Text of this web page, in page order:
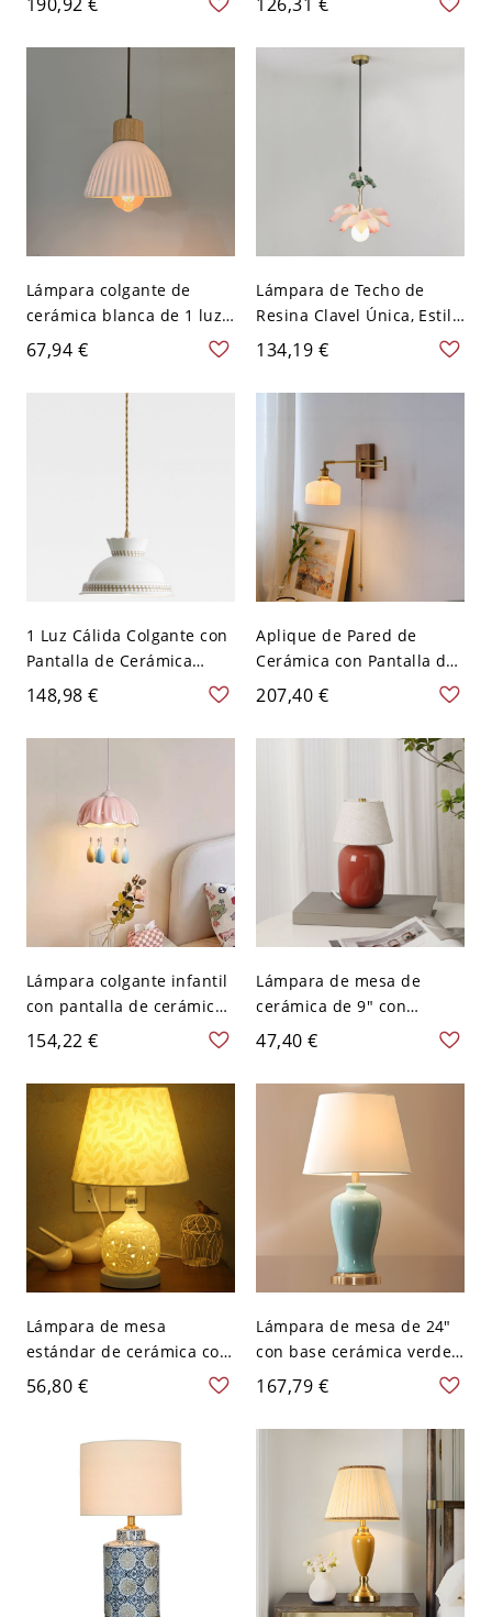
Pantalla de Tambor de
Tela Blanca - 110 A 120 V
residencial, longitud
ajustable - Transparente
110 A 120 V 11,43 cm
Lámpara colgante de
cerámica blanca de 1 luz
residencial, accesorio
dorado regular cableado,
110V-120V, 7.5"
67,94 €
Lámpara de Techo de
Resina Clavel Única, Estilo
Art Deco, Led e
Incandescente/Fluorescen
te, Montada en Cable,
134,19 €
1 Luz Cálida Colgante con
Pantalla de Cerámica
Blanca y Cuerda, 110V-
120V
148,98 €
Aplique de Pared de
Cerámica con Pantalla de
Cerámica, Barril, 110V-
120V
207,40 €
Lámpara colgante infantil
con pantalla de cerámica,
110V-120V
154,22 €
Lámpara de mesa de
cerámica de 9" con
enchufe, estilo moderno,
dirigida hacia abajo, con
pantalla de tela, color
burdeos, para uso
residencial, 110V-120V
47,40 €
Lámpara de mesa
estándar de cerámica con
pantalla de tela
texturizada, beige, 110V-
56,80 €
Lámpara de mesa de 24"
con base cerámica verde,
pantalla textil, cilindro,
110V-120V
167,79 €